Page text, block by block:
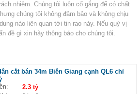
nhiệm. Chúng tôi luôn cố gắng để có chất
chúng tôi không đảm bảo và không chịu
nào liên quan tới tin rao này. Nếu quý vị
đề gì xin hãy thông báo cho chúng tôi.
cắt bán 34m Biên Giang cạnh QL6 chỉ
2.3 tỷ